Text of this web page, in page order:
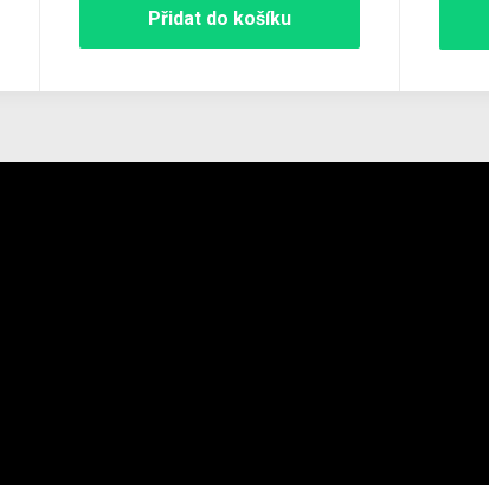
Přidat do košíku